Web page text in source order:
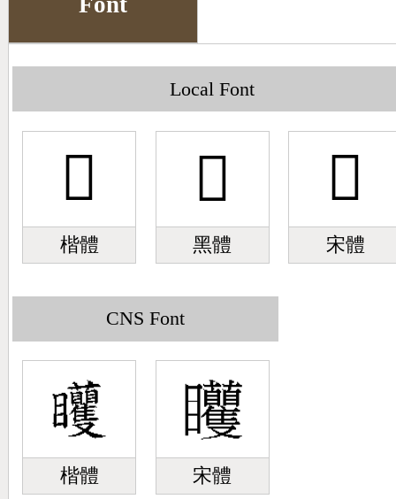
Local Font
𥍜
楷體
𥍜
黑體
𥍜
宋體
CNS Font
楷體 宋體